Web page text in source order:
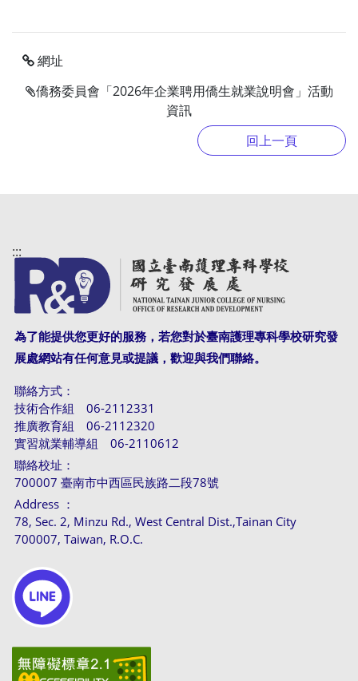
網址
僑務委員會「2026年企業聘用僑生就業說明會」活動
資訊
:::
為了能提供您更好的服務，若您對於臺南護理專科學校研究發
展處網站有任何意見或提議，歡迎與我們聯絡。
聯絡方式：
技術合作組 06-2112331
推廣教育組 06-2112320
實習就業輔導組 06-2110612
聯絡校址：
700007 臺南市中西區民族路二段78號
Address ：
78, Sec. 2, Minzu Rd., West Central Dist.,Tainan City
700007, Taiwan, R.O.C.